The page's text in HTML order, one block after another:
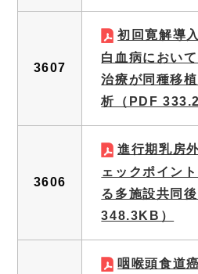
3607
初回寛解導
白血病におい
治療が同種移
析 （PDF
3606
進行期乳房
ェックポイン
る多施設共同
348.3KB）
咽喉頭食道